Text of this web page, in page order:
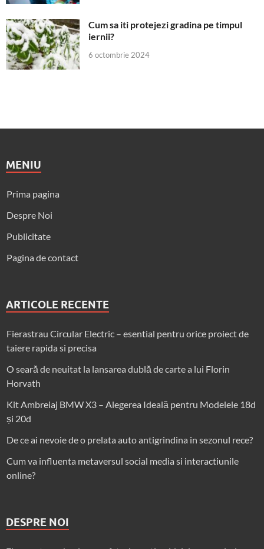
Cum sa iti protejezi gradina pe timpul
iernii?
6 octombrie 2024
MENIU
Prima pagina
Despre Noi
Publicitate
Pagina de contact
ARTICOLE RECENTE
Fierastrau Circular Electric – esential pentru orice proiect de
taiere rapida si precisa
O seară de neuitat la lansarea dublă de carte a lui Florin
Horvath
Kit Ambreiaj BMW X3 – Alegerea Ideală pentru Modelele 18d
și 20d
De ce ai nevoie de o prelata auto antigrindina in sezonul rece?
Cum va influenta metaversul social media si interactiunile
online?
DESPRE NOI